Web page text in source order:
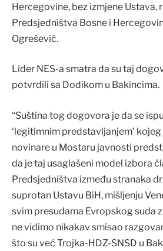
Hercegovine, bez izmjene Ustava,
Predsjedništva Bosne i
Ogrešević.
Lider NES-a smatra da su taj
potvrdili sa Dodikom u Bakincima.
“Suština tog dogovora je da se
‘legitimnim predstavljanjem’
novinare u Mostaru javnosti
da je taj usaglašeni model izbora
Predsjedništva između stranaka
suprotan Ustavu BiH, mišljenju
svim presudama Evropskog suda
ne vidimo nikakav smisao
što su već Trojka-HDZ-SNSD u